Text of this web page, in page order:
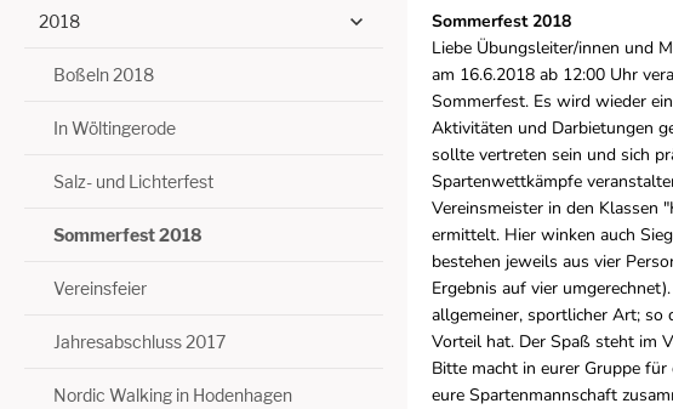
2018
Boßeln 2018
In Wöltingerode
Salz- und Lichterfest
Sommerfest 2018
Vereinsfeier
Jahresabschluss 2017
Nordic Walking in Hodenhagen
Sommerfest 2018
Liebe Übungsleiter/innen und
am 16.6.2018 ab 12:00 Uhr
Sommerfest. Es wird wieder
Aktivitäten und Darbietungen
sollte vertreten sein und sich
Spartenwettkämpfe
Vereinsmeister in den Klassen
ermittelt. Hier winken auch
bestehen jeweils aus vier
Ergebnis auf vier
allgemeiner, sportlicher Art; so
Vorteil hat. Der Spaß steht im
Bitte macht in eurer Gruppe
eure Spartenmannschaft